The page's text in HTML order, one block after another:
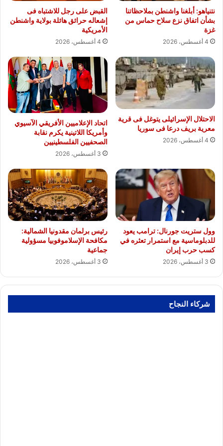
نتنياهو: أبلغنا واشنطن بملاحظاتنا
بشأن اتفاق نزع سلاح حماس من
غزة
4 أغسطس، 2026
القبض على رجل للاشتباه فى
إشعاله حرائق هائلة بولاية واشنطن
الأمريكية
4 أغسطس، 2026
الاحتلال الإسرائيلى يتوغل فى قرية
معرية بريف درعا فى سوريا
4 أغسطس، 2026
اتحاد الإعلاميين الأفريقي الآسيوي
وأمريكا اللاتينية يكرم نقابة
الصحفيين الفلسطينيين
3 أغسطس، 2026
وول ستريت جورنال: ترامب يعود
للدبلوماسية مع استمرار تعثره في
كسب حرب إيران
3 أغسطس، 2026
رئيس برلمان مقدونيا الشمالية:
مكافحة الإسلاموفوبيا مسؤولية
جماعية
3 أغسطس، 2026
شركاء النجاح